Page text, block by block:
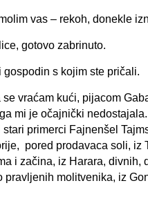
vas – rekoh, donekle
gotovo zabrinuto.
s kojim ste pričali.
vraćam kući, pijacom
mi je očajnički
primerci Fajnenšel
pored prodavaca soli, iz
i začina, iz Harara, divnih,
pravljenih molitvenika, iz